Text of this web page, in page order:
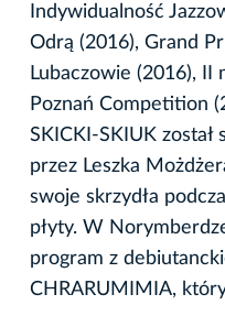
Indywidualność
Odrą (2016), Grand
Lubaczowie (2016), II
Poznań Competition
SKICKI-SKIUK został
przez Leszka
swoje skrzydła
płyty. W
program z
CHRARUMIMIA,